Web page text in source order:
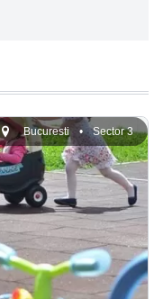
Bucuresti • Sector 3